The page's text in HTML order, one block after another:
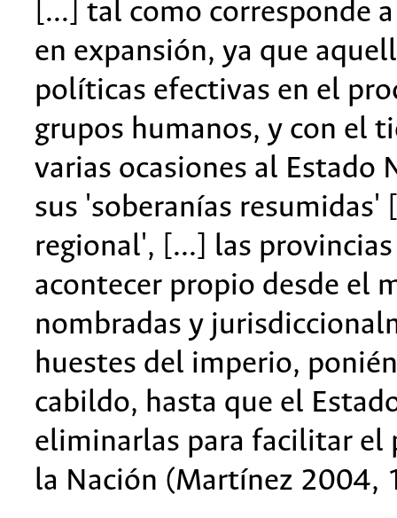
[...] tal como corresponde
en expansión, ya que
políticas efectivas en el
grupos humanos, y con el
varias ocasiones al Estado
sus 'soberanías
regional', [...] las
acontecer propio desde el
nombradas y
huestes del imperio,
cabildo, hasta que el
eliminarlas para facilitar el
la Nación (Martínez 2004,